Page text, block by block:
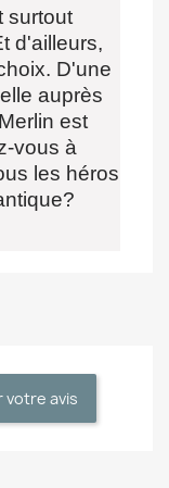
surtout
d'ailleurs,
D'une
auprès
est
vous à
les héros
votre avis